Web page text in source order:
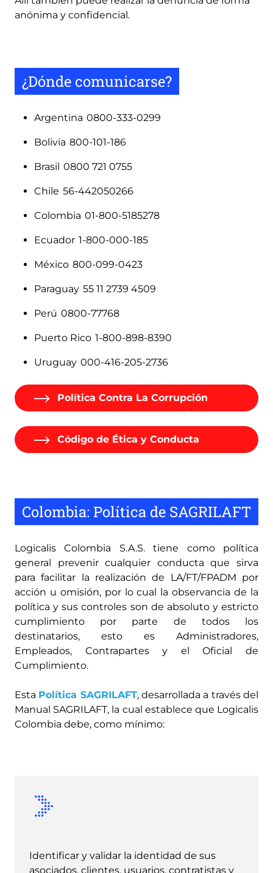
anónima y confidencial.
¿Dónde comunicarse?
Argentina 0800-333-0299
Bolivia 800-101-186
Brasil 0800 721 0755
Chile 56-442050266
Colombia 01-800-5185278
Ecuador 1-800-000-185
México 800-099-0423
Paraguay 55 11 2739 4509
Perú 0800-77768
Puerto Rico 1-800-898-8390
Uruguay 000-416-205-2736
Política Contra La Corrupción
Código de Ética y Conducta
Colombia: Política de SAGRILAFT
Logicalis Colombia S.A.S. tiene como política
general prevenir cualquier conducta que sirva
para facilitar la realización de LA/FT/FPADM por
acción u omisión, por lo cual la observancia de la
política y sus controles son de absoluto y estricto
cumplimiento por parte de todos los
destinatarios, esto es Administradores,
Empleados, Contrapartes y el Oficial de
Cumplimiento.
Esta Política SAGRILAFT, desarrollada a través del
Manual SAGRILAFT, la cual establece que Logicalis
Colombia debe, como mínimo:
Identificar y validar la identidad de sus
asociados, clientes, usuarios, contratistas y